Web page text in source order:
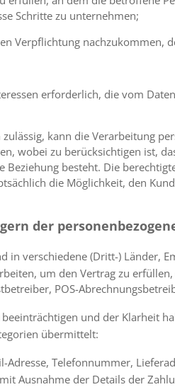
Schritte zu unternehmen;
Verpflichtung nachzukommen,
erforderlich, die vom
kann die Verarbeitung
wobei zu berücksichtigen ist,
besteht. Die
die Möglichkeit, den
der
in verschiedene (Dritt-) Länder,
um den Vertrag zu
POS-
und der Klarheit
übermittelt:
Adresse, Telefonnummer,
Ausnahme der Details der